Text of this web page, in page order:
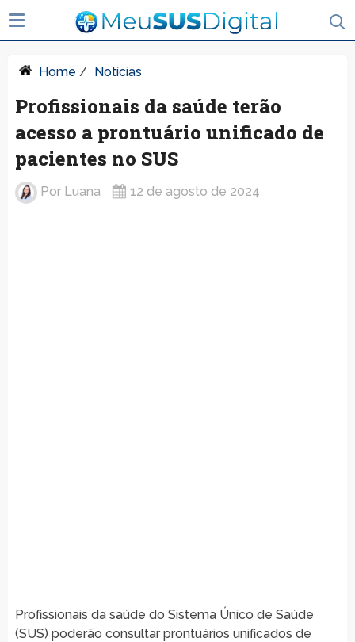
Home / Notícias
Profissionais da saúde terão
acesso a prontuário unificado de
pacientes no SUS
Por Luana 12 de agosto de 2024
Profissionais da saúde do Sistema Único de Saúde
(SUS) poderão consultar prontuários unificados de